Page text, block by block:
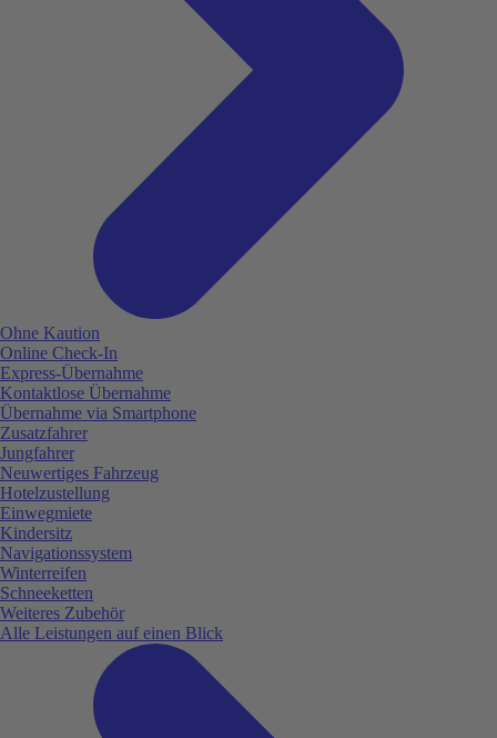
Ohne Kaution
Online Check-In
Express-Übernahme
Kontaktlose Übernahme
Übernahme via Smartphone
Zusatzfahrer
Jungfahrer
Neuwertiges Fahrzeug
Hotelzustellung
Einwegmiete
Kindersitz
Navigationssystem
Winterreifen
Schneeketten
Weiteres Zubehör
Alle Leistungen auf einen Blick